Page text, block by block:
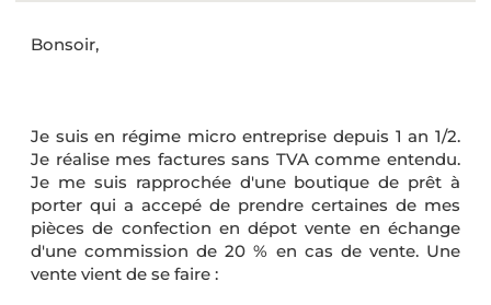
Bonsoir,
Je suis en régime micro entreprise depuis 1 an 1/2.
Je réalise mes factures sans TVA comme entendu.
Je me suis rapprochée d'une boutique de prêt à
porter qui a accepé de prendre certaines de mes
pièces de confection en dépot vente en échange
d'une commission de 20 % en cas de vente. Une
vente vient de se faire :